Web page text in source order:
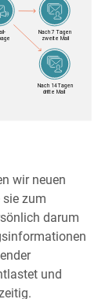
wir neuen
sie zum
darum
und